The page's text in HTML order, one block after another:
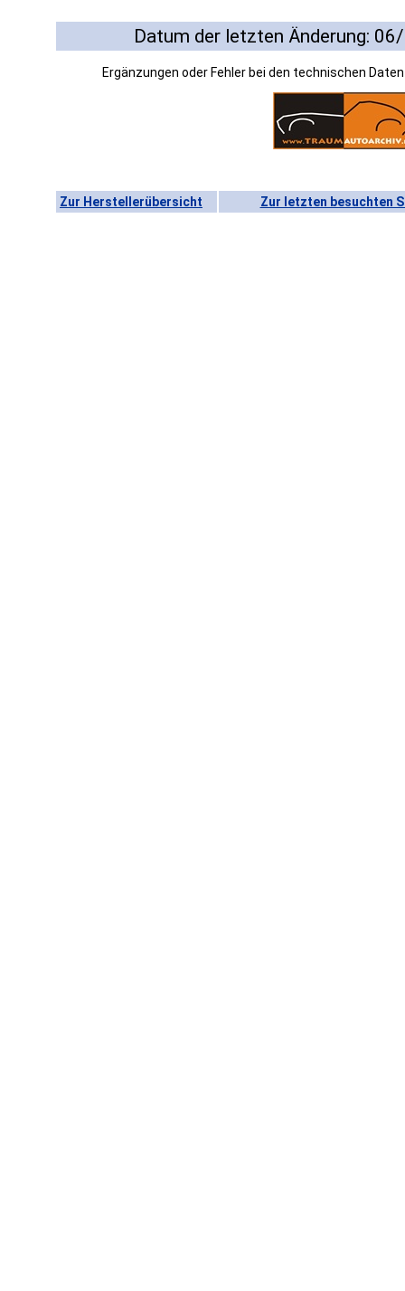
Datum der letzten Änderung:
Ergänzungen oder Fehler bei den technischen
Zur Herstellerübersicht Zur letzten besuchten